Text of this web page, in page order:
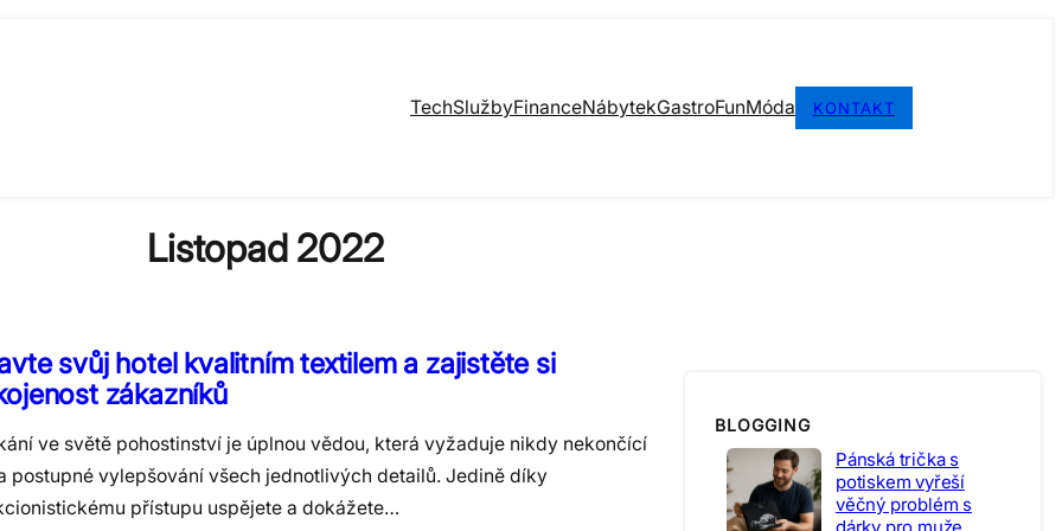
TechSlužbyFinanceNábytekGastroFunMóda KONTAKT
Listopad 2022
svůj hotel kvalitním textilem a zajistěte si
zákazníků
ve světě pohostinství je úplnou vědou, která vyžaduje nikdy nekončící
postupné vylepšování všech jednotlivých detailů. Jedině díky
přístupu uspějete a dokážete…
BLOGGING
Pánská trička s
potiskem vyřeší
věčný problém s
dárky pro muže